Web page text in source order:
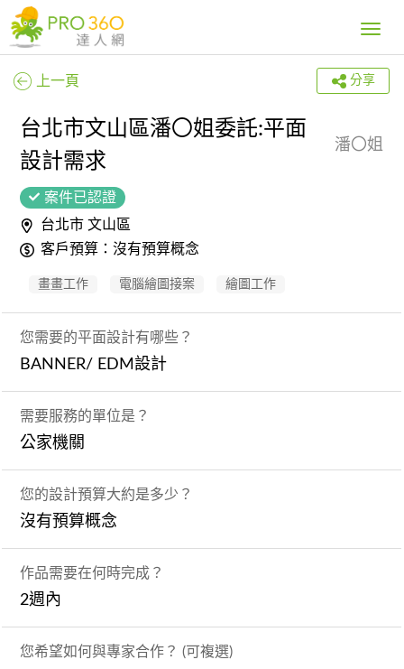
Toggle
上一頁 分享
台北市文山區潘〇姐委託:平面
設計需求
潘〇姐
案件已認證
台北市 文山區
客戶預算：沒有預算概念
畫畫工作 電腦繪圖接案 繪圖工作
您需要的平面設計有哪些？
BANNER/ EDM設計
需要服務的單位是？
公家機關
您的設計預算大約是多少？
沒有預算概念
作品需要在何時完成？
2週內
您希望如何與專家合作？ (可複選)